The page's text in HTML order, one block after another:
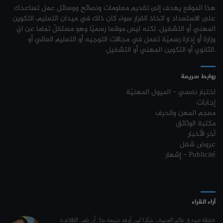
31-07 الترشح للماجستير بكلية الصيدلة بالمنستير 2026-2027
31-07 مناظرات إنتداب أساتذة التربية البدنية : بلاغ خاص بالناجحين في القائمة
التكميلية
24-01 نتائج مناظرة الإلتحاق بالتكوين في مستوى مؤهل التقني السامي - دورة فيفري
2024
21-11 مناظرة إنتداب ضباط إصلاح بوزارة العدل لسنة 2023
17-11
20-09
14-09 موعد افتتاح السنة التكوينية 2023-2024
17-07 تمديد آجال الترشح لمناظرة الدخول للأكاديميات العسكرية 2023-2024
31-12
12-05 200 منحة لطلبة الطب التونسيين في جامعة هارفارد ‏الأمريكية‏
هذا الموقع يهدف إلى تقديم معلومات ونصائح ووسائل عمل تساعدك
على الاستعداد و اتخاذ القرار سواء كان ذلك في ميدان التعليم، التكوين
المهني أو التشغيل. لكنه ليس موقعا رسميّا وهو مستقلّ تماما عن ايّ
وزارة أو إدارة رسميّة تعمل في مجالات التوجيه أو التعليم العالي أو
الثانوي أو التكوين المهني أو التشغيل.
روابط سريعة
اختبار نفسي - الميول المهنيّة
إجابات
معجم المهن والحرف
مكتبة الوثائق
آخر الأخبار
عروض شغل
إشهار - Publicité
آراء القراء
“نقطة ضوء في عالم العتمة.. شكرا لمن أوقد شمعة بدل أن يلعن الظلام.”